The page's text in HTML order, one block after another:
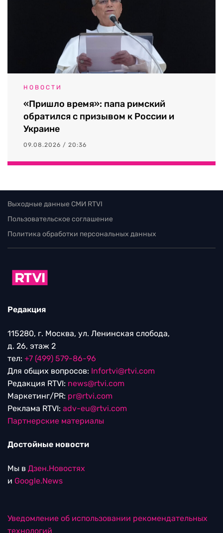
НОВОСТИ
«Пришло время»: папа римский
обратился с призывом к России и
Украине
09.08.2026 / 20:36
Выходные данные СМИ RTVI
Пользовательское соглашение
Политика обработки персональных данных
Редакция
115280, г. Москва, ул. Ленинская слобода,
д. 26, этаж 2
тел: +7 (499) 579-86-96
Для общих вопросов: Infortvi@rtvi.com
Редакция RTVI: news@rtvi.com
Маркетинг/PR: pr@rtvi.com
Реклама RTVI: adv-eu@rtvi.com
Партнерские материалы
Достойные новости
Мы в Дзен.Новостях
и Google.News
Уведомление об использовании рекомендательных
технологий